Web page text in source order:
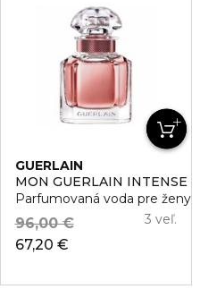
GUERLAIN
MON GUERLAIN INTENSE
Parfumovaná voda pre ženy
67,20 €
96,00 € 3 veľ.